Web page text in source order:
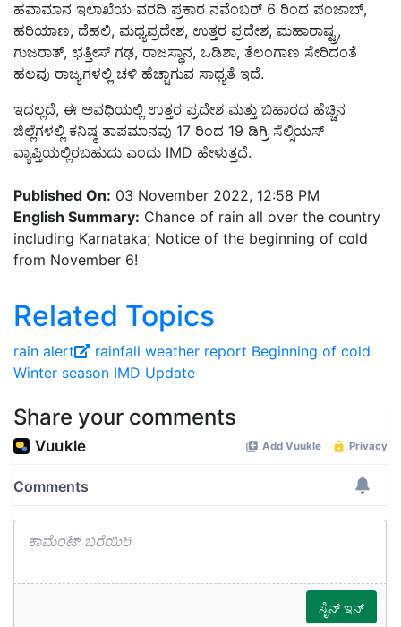
ಹವಾಮಾನ ಇಲಾಖೆಯ ವರದಿ ಪ್ರಕಾರ ನವೆಂಬರ್ 6 ರಿಂದ ಪಂಜಾಬ್,
ಹರಿಯಾಣ, ದೆಹಲಿ, ಮಧ್ಯಪ್ರದೇಶ, ಉತ್ತರ ಪ್ರದೇಶ, ಮಹಾರಾಷ್ಟ್ರ,
ಗುಜರಾತ್, ಛತ್ತೀಸ್ ಗಢ, ರಾಜಸ್ಥಾನ, ಒಡಿಶಾ, ತೆಲಂಗಾಣ ಸೇರಿದಂತೆ
ಹಲವು ರಾಜ್ಯಗಳಲ್ಲಿ ಚಳಿ ಹೆಚ್ಚಾಗುವ ಸಾಧ್ಯತೆ ಇದೆ.
ಇದಲ್ಲದೆ, ಈ ಅವಧಿಯಲ್ಲಿ ಉತ್ತರ ಪ್ರದೇಶ ಮತ್ತು ಬಿಹಾರದ ಹೆಚ್ಚಿನ
ಜಿಲ್ಲೆಗಳಲ್ಲಿ ಕನಿಷ್ಠ ತಾಪಮಾನವು 17 ರಿಂದ 19 ಡಿಗ್ರಿ ಸೆಲ್ಸಿಯಸ್
ವ್ಯಾಪ್ತಿಯಲ್ಲಿರಬಹುದು ಎಂದು IMD ಹೇಳುತ್ತದೆ.
Published On: 03 November 2022, 12:58 PM
English Summary: Chance of rain all over the country
including Karnataka; Notice of the beginning of cold
from November 6!
Related Topics
rain alert rainfall weather report Beginning of cold
Winter season IMD Update
Share your comments